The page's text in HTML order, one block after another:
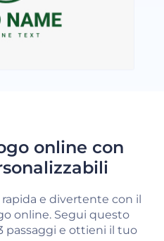
online con
e divertente con il
online. Segui questo
passaggi e ottieni il tuo